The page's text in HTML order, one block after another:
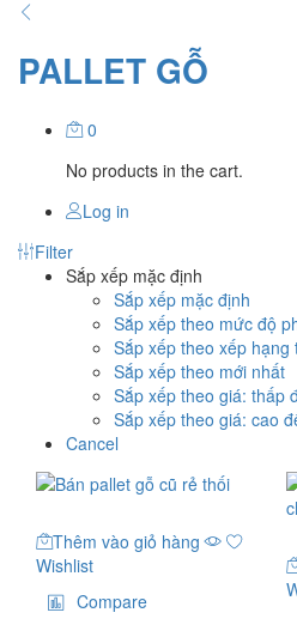
PALLET GỖ
0
No products in the cart.
Log in
Filter
Sắp xếp mặc định
Sắp xếp mặc định
Sắp xếp theo mức độ
Sắp xếp theo xếp hạng
Sắp xếp theo mới nhất
Sắp xếp theo giá: thấp
Sắp xếp theo giá: cao
Cancel
Thêm vào giỏ hàng
Wishlist
Compare